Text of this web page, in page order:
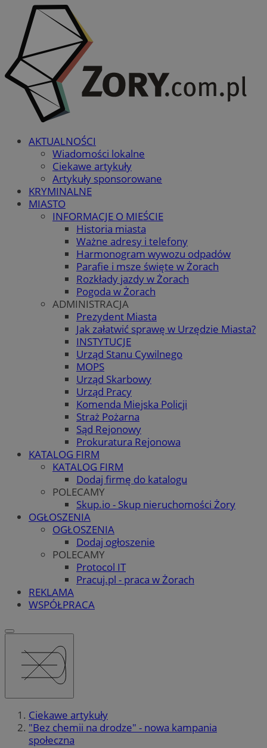
AKTUALNOŚCI
Wiadomości lokalne
Ciekawe artykuły
Artykuły sponsorowane
KRYMINALNE
MIASTO
INFORMACJE O MIEŚCIE
Historia miasta
Ważne adresy i telefony
Harmonogram wywozu odpadów
Parafie i msze święte w Żorach
Rozkłady jazdy w Żorach
Pogoda w Żorach
ADMINISTRACJA
Prezydent Miasta
Jak załatwić sprawę w Urzędzie Miasta?
INSTYTUCJE
Urząd Stanu Cywilnego
MOPS
Urząd Skarbowy
Urząd Pracy
Komenda Miejska Policji
Straż Pożarna
Sąd Rejonowy
Prokuratura Rejonowa
KATALOG FIRM
KATALOG FIRM
Dodaj firmę do katalogu
POLECAMY
Skup.io - Skup nieruchomości Żory
OGŁOSZENIA
OGŁOSZENIA
Dodaj ogłoszenie
POLECAMY
Protocol IT
Pracuj.pl - praca w Żorach
REKLAMA
WSPÓŁPRACA
Ciekawe artykuły
"Bez chemii na drodze" - nowa kampania
społeczna